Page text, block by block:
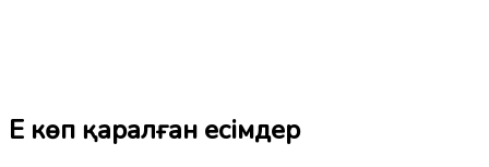
Ең көп қаралған есімдер